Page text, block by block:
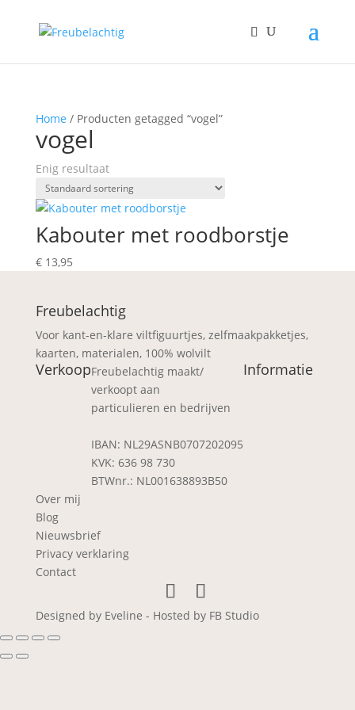
Home / Producten getagged “vogel”
vogel
Enig resultaat
Kabouter met roodborstje
€13,95
Freubelachtig
Voor kant-en-klare viltfiguurtjes, zelfmaakpakketjes,
kaarten, materialen, 100% wolvilt
VerkoopFreubelachtig maakt/
verkoopt aan
particulieren en bedrijven
IBAN: NL29ASNB0707202095
KVK: 636 98 730
BTWnr.: NL001638893B50
Informatie
Over mij
Blog
Nieuwsbrief
Privacy verklaring
Contact
Designed by Eveline - Hosted by FB Studio